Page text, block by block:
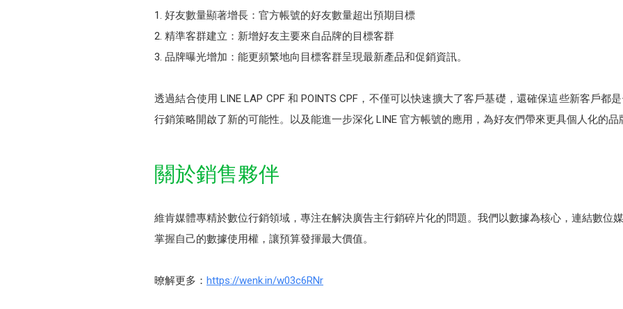
好友數量顯著增長：官方帳號的好友數量超出預期目標
精準客群建立：新增好友主要來自品牌的目標客群
品牌曝光增加：能更頻繁地向目標客群呈現最新產品和促銷資訊。
透過結合使用 LINE LAP CPF 和 POINTS CPF，不僅可以快速擴大了客戶基礎，還確保這些新客戶都
行銷策略開啟了新的可能性。以及能進一步深化 LINE 官方帳號的應用，為好友們帶來更具個人化的品
關於銷售夥伴
維肯媒體專精於數位行銷領域，專注在解決廣告主行銷碎片化的問題。我們以數據為核心，連結數位
掌握自己的數據使用權，讓預算發揮最大價值。
暸解更多： https://wenk.in/w03c6RNr